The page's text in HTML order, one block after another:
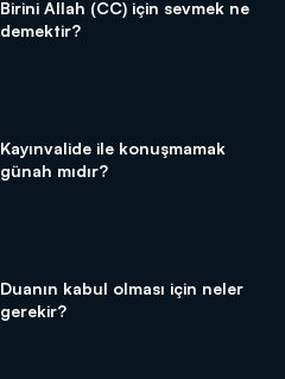
Birini Allah (CC) için sevmek ne
demektir?
Kayınvalide ile konuşmamak
günah mıdır?
Duanın kabul olması için neler
gerekir?